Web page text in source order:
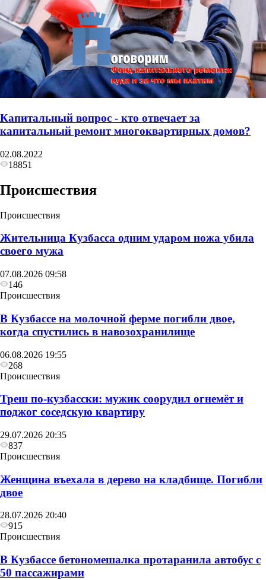
Капитальный вопрос - кто отвечает за
капитальный ремонт многоквартирных домов?
02.08.2022
18851
Происшествия
Происшествия
Жительница Кузбасса одним ударом ножа убила
своего мужа
07.08.2026 09:58
146
Происшествия
В Кузбассе на молочной ферме погибли двое,
когда спустились в навозохранилище
06.08.2026 19:55
268
Происшествия
Треш по-кузбасски: мужик соорудил огнемёт и
поджог соседскую квартиру
29.07.2026 20:35
837
Происшествия
Женщина въехала в дерево на кладбище. Погибли
двое
28.07.2026 20:40
915
Происшествия
В Кузбассе бетономешалка протаранила автобус с
50 пассажирами